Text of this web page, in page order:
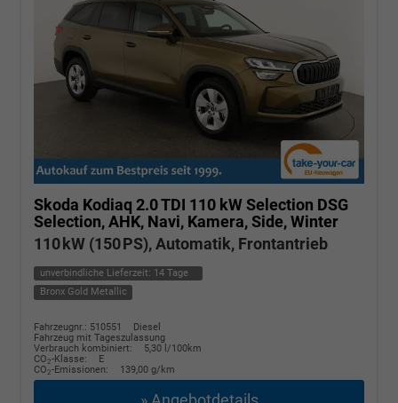
Skoda Kodiaq 2.0 TDI 110 kW Selection DSG
Selection, AHK, Navi, Kamera, Side, Winter
110 kW (150 PS), Automatik, Frontantrieb
unverbindliche Lieferzeit: 14 Tage
Bronx Gold Metallic
Fahrzeugnr.: 510551
Diesel
Fahrzeug mit Tageszulassung
Verbrauch kombiniert:
5,30 l/100km
CO2-Klasse:
E
CO2-Emissionen: 139,00 g/km